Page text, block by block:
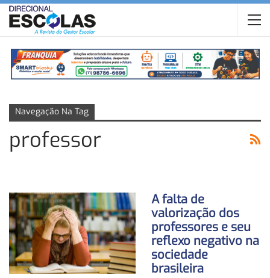
Navegação Na Tag
professor
A falta de
valorização dos
professores e seu
reflexo negativo na
sociedade
brasileira